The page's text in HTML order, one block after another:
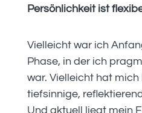
Persönlichkeit ist
Vielleicht war ich
Phase, in der ich
war. Vielleicht hat
tiefsinnige,
Und aktuell liegt mein